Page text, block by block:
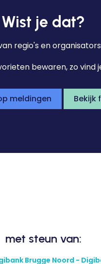
Wist je dat?
regio's en
bewaren, zo vind
meldingen Bekijk
met steun van:
Brugge Noord -